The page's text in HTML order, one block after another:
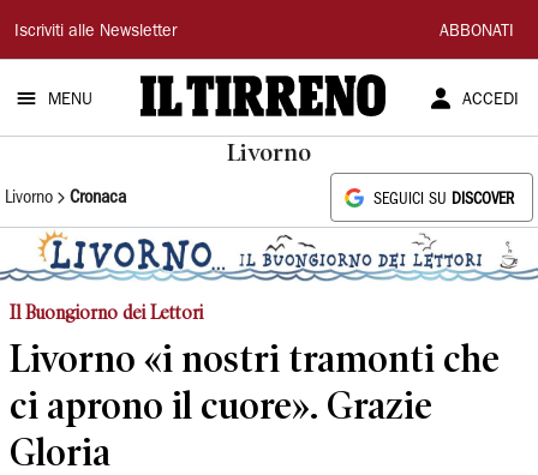
Il
Tirreno
Iscriviti alle Newsletter ABBONATI
MENU ACCEDI
Livorno
Livorno Cronaca SEGUICI SU DISCOVER
Il Buongiorno dei Lettori
Livorno «i nostri tramonti che
ci aprono il cuore». Grazie
Gloria